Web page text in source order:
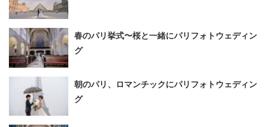
春のパリ挙式〜桜と一緒にパリフォトウェディン
グ
朝のパリ、ロマンチックにパリフォトウェディン
グ